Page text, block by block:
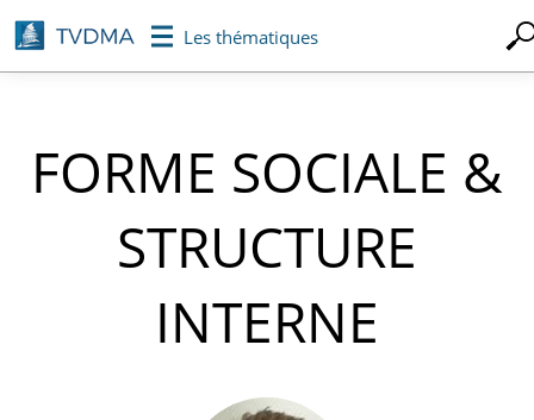
Aller
au
contenu
Les thématiques
FORME SOCIALE &
STRUCTURE
INTERNE